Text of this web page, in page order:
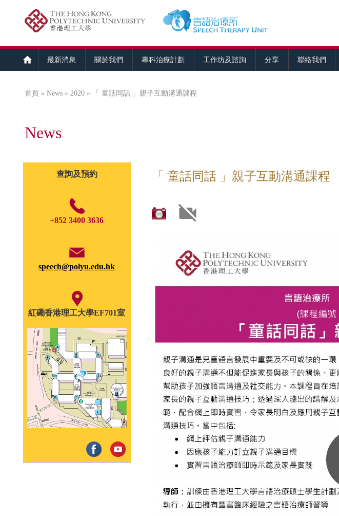
最新消息 關於我們 專科治療計劃 工作坊及諮詢 分享 聯絡我們
您在這裡
首頁 » News » 2020 » 「 童話同話 」親子互動溝通課程
News
「 童話同話 」親子互動溝通課程
查詢及預約
+852 3400 3636
speech@polyu.edu.hk
紅磡香港理工大學EF701室